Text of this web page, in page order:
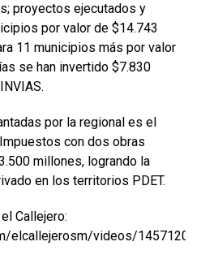
proyectos ejecutados y
por valor de $14.743
11 municipios más por valor
se han invertido $7.830
por la regional es el
con dos obras
millones, logrando la
en los territorios PDET.
Callejero:
elcallejerosm/videos/